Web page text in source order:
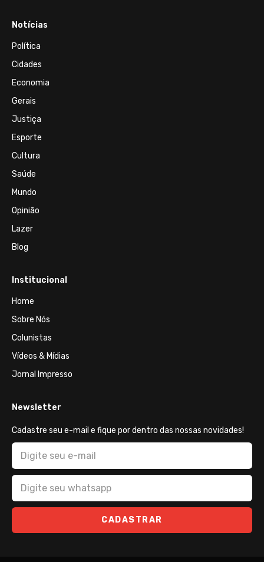
Notícias
Política
Cidades
Economia
Gerais
Justiça
Esporte
Cultura
Saúde
Mundo
Opinião
Lazer
Blog
Institucional
Home
Sobre Nós
Colunistas
Vídeos & Mídias
Jornal Impresso
Newsletter
Cadastre seu e-mail e fique por dentro das nossas novidades!
CADASTRAR